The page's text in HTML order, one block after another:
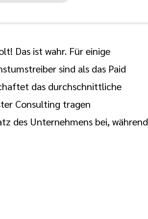
Das ist wahr. Für einige
sind als das Paid
das durchschnittliche
Consulting tragen
des Unternehmens bei, während